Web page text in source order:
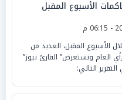
الأسبوع المقبل
الأسبوع المقبل، العديد من
العام وتستعرض” القارئ نيوز”
التالي: